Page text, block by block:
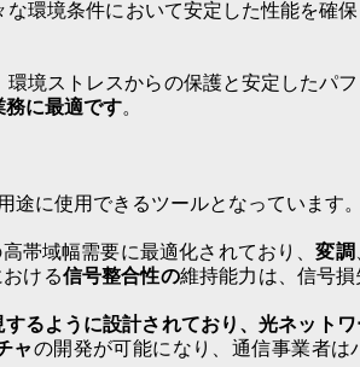
環境条件において安定した性能を確
環境ストレスからの保護と安定したパ
務に最適です。
途に使用できるツールとなっています。
帯域幅需要に最適化されており、変調
おける信号整合性の維持能力は、信号損
るように設計されており、光ネット
ャの開発が可能になり、通信事業者